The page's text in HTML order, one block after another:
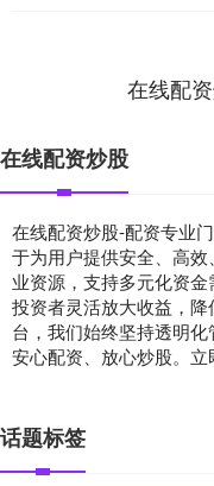
在线配
在线配资炒股
在线配资炒股-配资专业
于为用户提供安全、高
业资源，支持多元化资
投资者灵活放大收益，
台，我们始终坚持透明
安心配资、放心炒股。立
话题标签